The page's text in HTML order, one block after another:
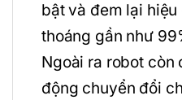
bật và đem lại
thoáng gần như
Ngoài ra robot còn
động chuyển đổi